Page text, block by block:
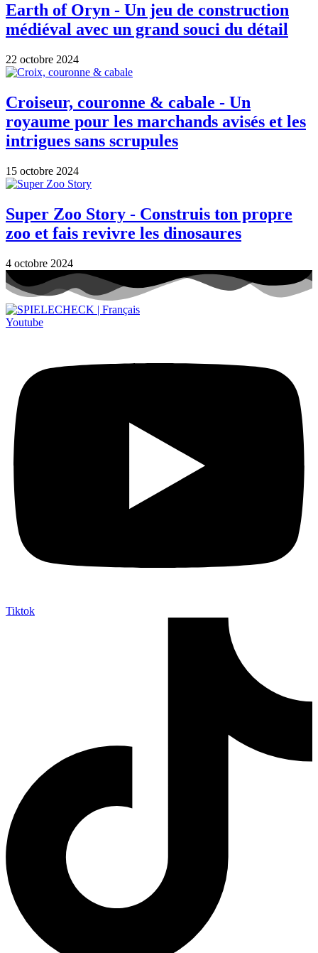
Earth of Oryn - Un jeu de construction
médiéval avec un grand souci du détail
22 octobre 2024
Croiseur, couronne & cabale - Un
royaume pour les marchands avisés et les
intrigues sans scrupules
15 octobre 2024
Super Zoo Story - Construis ton propre
zoo et fais revivre les dinosaures
4 octobre 2024
Youtube
Tiktok